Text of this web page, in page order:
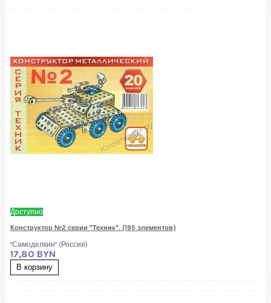
Доступно
Конструктор №2 серии "Техник". (195 элементов)
"Самоделкин" (Россия)
17,80 BYN
В корзину